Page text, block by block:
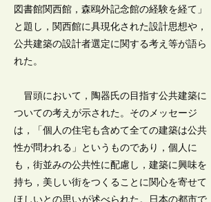
図書館関西館，森鴎外記念館の経験を経て」
と題し，関西館に具現化された設計思想や，
公共建築の設計者選定に関する考え等が語ら
れた。
冒頭において，陶器氏の目指す公共建築に
ついての考えが示された。そのメッセージ
は，「個人の住宅も含めて全ての建築は公共
性が問われる」というものであり，個人に
も，街並みの公共性に配慮し，建築に興味を
持ち，美しい街をつくることに関心を寄せて
ほしいとの思いが述べられた。日本の都市で